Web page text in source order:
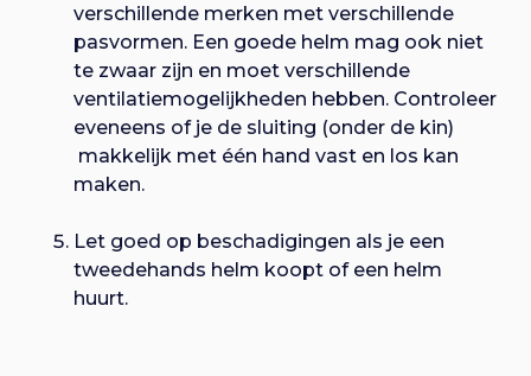
verschillende merken met verschillende
pasvormen. Een goede helm mag ook niet
te zwaar zijn en moet verschillende
ventilatiemogelijkheden hebben. Controleer
eveneens of je de sluiting (onder de kin)
makkelijk met één hand vast en los kan
maken.
Let goed op beschadigingen als je een
tweedehands helm koopt of een helm
huurt.